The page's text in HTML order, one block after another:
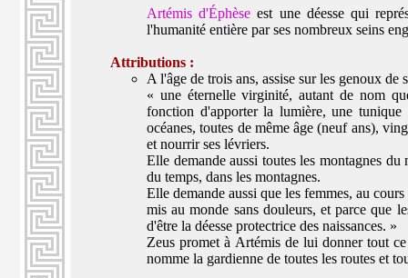
Artémis d'Éphèse est une déesse qui
l'humanité entière par ses nombreux seins
Attributions :
A l'âge de trois ans, assise sur les genoux
« une éternelle virginité, autant de nom
fonction d'apporter la lumière, une tunique
océanes, toutes de même âge (neuf ans),
et nourrir ses lévriers.
Elle demande aussi toutes les montagnes
du temps, dans les montagnes.
Elle demande aussi que les femmes, au
mis au monde sans douleurs, et parce que
d'être la déesse protectrice des naissances. »
Zeus promet à Artémis de lui donner tout
nomme la gardienne de toutes les routes et